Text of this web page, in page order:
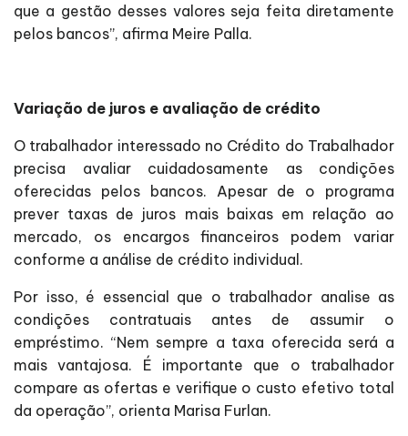
que a gestão desses valores seja feita diretamente
pelos bancos”, afirma Meire Palla.
Variação de juros e avaliação de crédito
O trabalhador interessado no Crédito do Trabalhador
precisa avaliar cuidadosamente as condições
oferecidas pelos bancos. Apesar de o programa
prever taxas de juros mais baixas em relação ao
mercado, os encargos financeiros podem variar
conforme a análise de crédito individual.
Por isso, é essencial que o trabalhador analise as
condições contratuais antes de assumir o
empréstimo. “Nem sempre a taxa oferecida será a
mais vantajosa. É importante que o trabalhador
compare as ofertas e verifique o custo efetivo total
da operação”, orienta Marisa Furlan.